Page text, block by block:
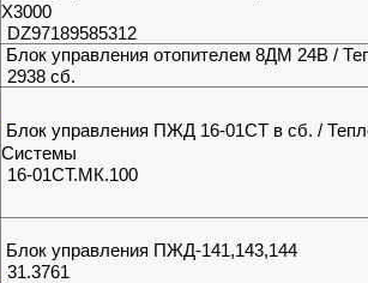
X3000
DZ97189585312
Блок управления отопителем 8ДМ 24В /
2938 сб.
Блок управления ПЖД 16-01СТ в сб. /
Системы
16-01СТ.МК.100
Блок управления ПЖД-141,143,144
31.3761